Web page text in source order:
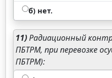
б) нет.
11)Радиационный
ПБТРМ, при перевозке
ПБТРМ):